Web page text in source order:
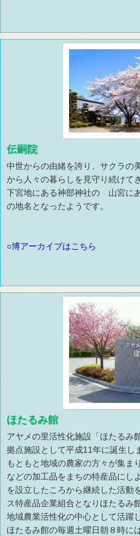
伝嗣院
中世からの由緒を誇り、サクラの
から人々の暮らしを見守り続けて
下宮地にある神部神社の 山宮に
の地名となったようです。
○博アーカイブはこちら
ほたるみ館
アヤメの里活性化施設「ほたるみ
拠点施設として平成11年に誕生し
もともと地域の農家の方々が集ま
などの加工品をまちの特産品にし
を設立したころから継続した活動
ス特産品企業組合となりほたるみ
地域農業活性化の中心として活躍
ほたるみ館の毎週土曜日朝８時に